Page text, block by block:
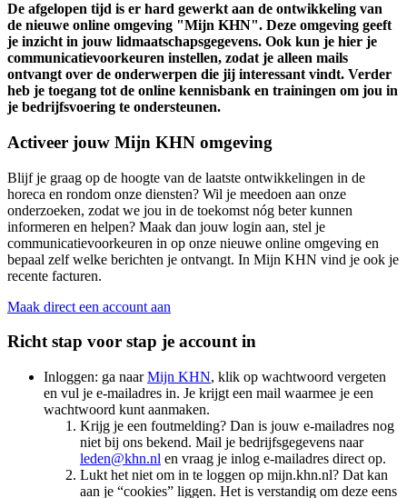
De afgelopen tijd is er hard gewerkt aan de ontwikkeling van
de nieuwe online omgeving "Mijn KHN". Deze omgeving geeft
je inzicht in jouw lidmaatschapsgegevens. Ook kun je hier je
communicatievoorkeuren instellen, zodat je alleen mails
ontvangt over de onderwerpen die jij interessant vindt. Verder
heb je toegang tot de online kennisbank en trainingen om jou in
je bedrijfsvoering te ondersteunen.
Activeer jouw Mijn KHN omgeving
Blijf je graag op de hoogte van de laatste ontwikkelingen in de
horeca en rondom onze diensten? Wil je meedoen aan onze
onderzoeken, zodat we jou in de toekomst nóg beter kunnen
informeren en helpen? Maak dan jouw login aan, stel je
communicatievoorkeuren in op onze nieuwe online omgeving en
bepaal zelf welke berichten je ontvangt. In Mijn KHN vind je ook je
recente facturen.
Maak direct een account aan
Richt stap voor stap je account in
Inloggen: ga naarMijn KHN, klik op wachtwoord vergeten
en vul je e-mailadres in. Je krijgt een mail waarmee je een
wachtwoord kunt aanmaken.
Krijg je een foutmelding? Dan is jouw e-mailadres nog
niet bij ons bekend. Mail je bedrijfsgegevens naar
leden@khn.nl en vraag je inlog e-mailadres direct op.
Lukt het niet om in te loggen op mijn.khn.nl? Dat kan
aan je “cookies” liggen. Het is verstandig om deze eens